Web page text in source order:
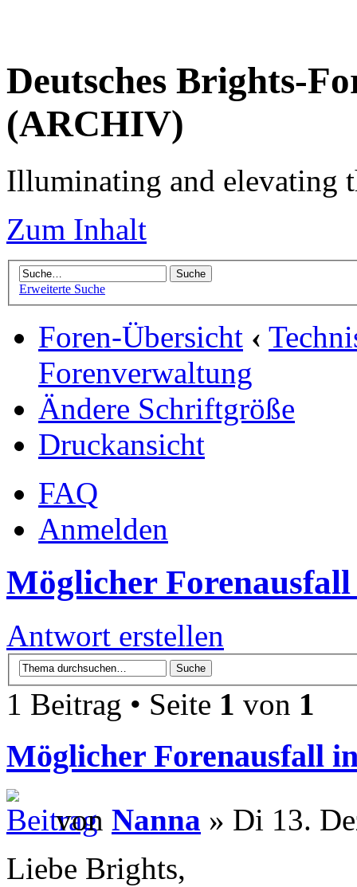
Deutsches Brights-
(ARCHIV)
Illuminating and elevating
Zum Inhalt
Erweiterte Suche
Foren-Übersicht ‹
Forenverwaltung
Ändere Schriftgröße
Druckansicht
FAQ
Anmelden
Möglicher
Antwort erstellen
1 Beitrag • Seite 1 von 1
Möglicher Forenausfall
von Nanna » Di 13.
Liebe Brights,